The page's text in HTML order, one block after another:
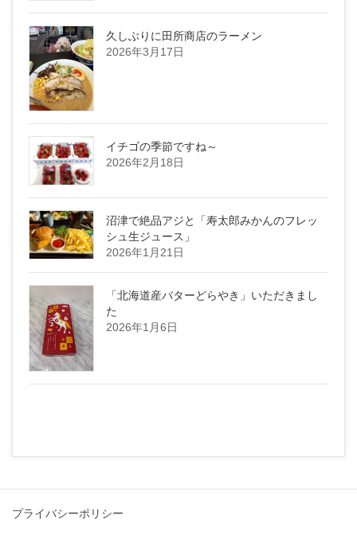
久しぶりに田所商店のラーメン
2026年3月17日
イチゴの季節ですね～
2026年2月18日
沼津で絶品アジと「寿太郎みかんのフレッ
シュ生ジュース」
2026年1月21日
「北海道産バターどらやき」いただきまし
た
2026年1月6日
プライバシーポリシー